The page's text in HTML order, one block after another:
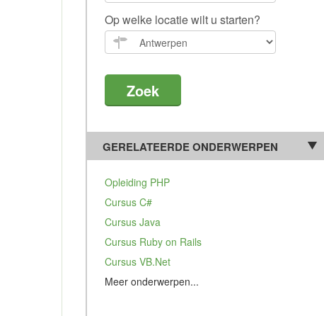
Op welke locatie wilt u starten?
GERELATEERDE ONDERWERPEN
Opleiding PHP
Cursus C#
Cursus Java
Cursus Ruby on Rails
Cursus VB.Net
Meer onderwerpen...